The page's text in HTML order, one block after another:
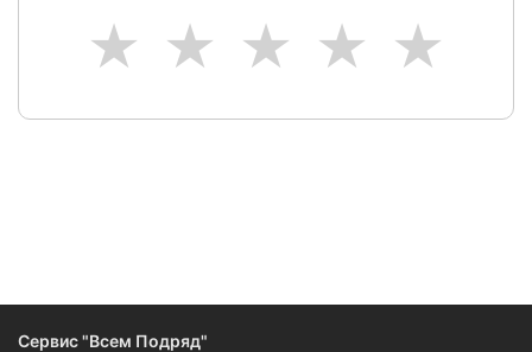
5
4
3
2
1
Сервис "Всем Подряд"